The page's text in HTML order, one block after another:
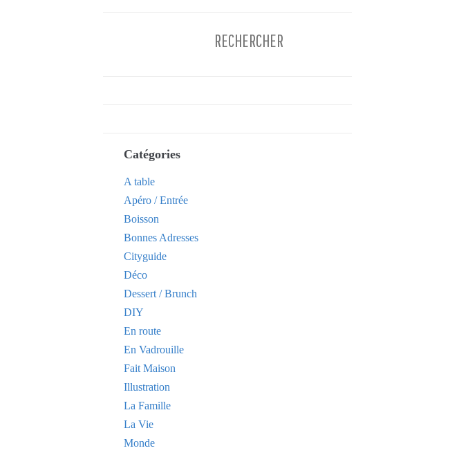
Catégories
A table
Apéro / Entrée
Boisson
Bonnes Adresses
Cityguide
Déco
Dessert / Brunch
DIY
En route
En Vadrouille
Fait Maison
Illustration
La Famille
La Vie
Monde